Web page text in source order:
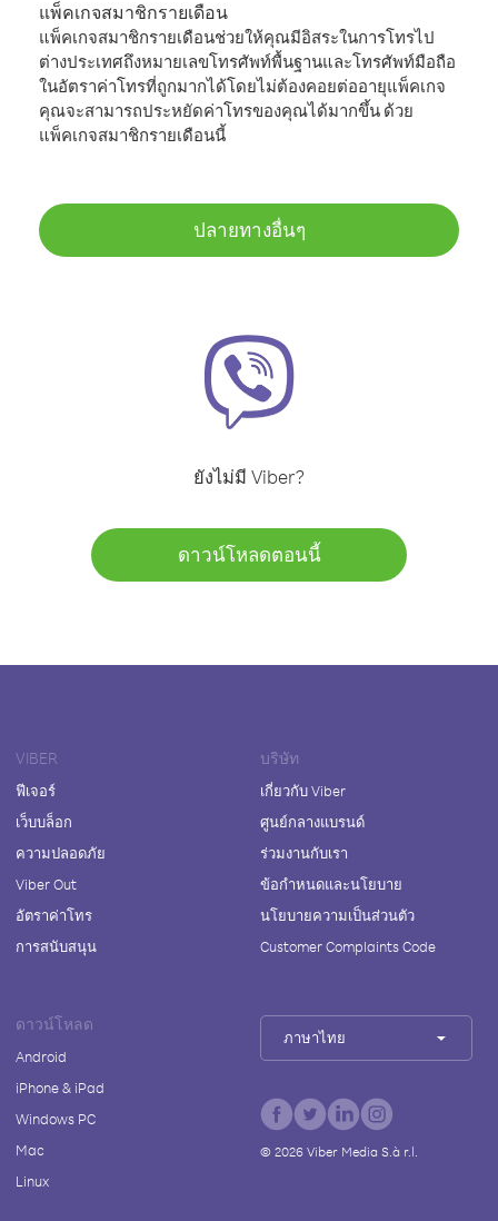
แพ็คเกจสมาชิกรายเดือน
แพ็คเกจสมาชิกรายเดือนช่วยให้คุณมีอิสระในการโทรไป
ต่างประเทศถึงหมายเลขโทรศัพท์พื้นฐานและโทรศัพท์มือถือ
ในอัตราค่าโทรที่ถูกมากได้โดยไม่ต้องคอยต่ออายุแพ็คเกจ
คุณจะสามารถประหยัดค่าโทรของคุณได้มากขึ้น ด้วย
แพ็คเกจสมาชิกรายเดือนนี้
ปลายทางอื่นๆ
ยังไม่มี Viber?
ดาวน์โหลดตอนนี้
VIBER
ฟีเจอร์
เว็บบล็อก
ความปลอดภัย
Viber Out
อัตราค่าโทร
การสนับสนุน
บริษัท
เกี่ยวกับ Viber
ศูนย์กลางแบรนด์
ร่วมงานกับเรา
ข้อกำหนดและนโยบาย
นโยบายความเป็นส่วนตัว
Customer Complaints Code
ดาวน์โหลด
Android
iPhone & iPad
Windows PC
Mac
Linux
ภาษาไทย
© 2026Viber Media S.à r.l.